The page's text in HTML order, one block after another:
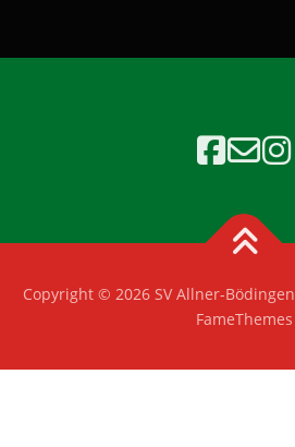
Copyright © 2026 SV Allner-Bödingen
FameThemes